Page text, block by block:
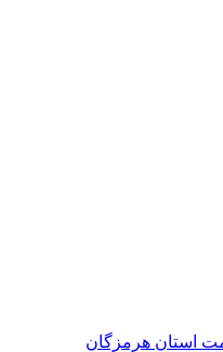
استان هرمزگان